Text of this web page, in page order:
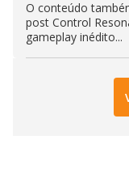
O conteúdo
post Control
gameplay inédito...